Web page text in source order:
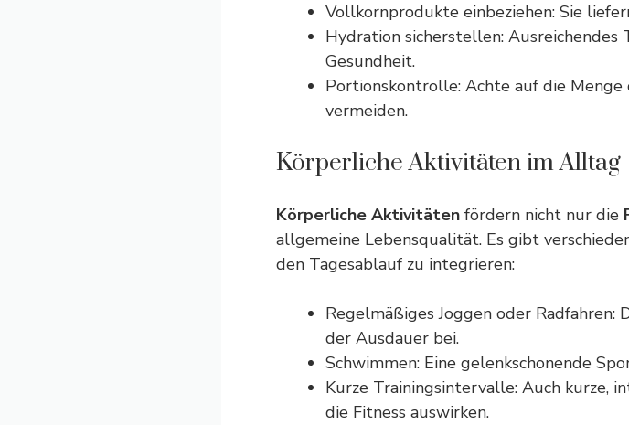
Vollkornprodukte einbeziehen: Sie
Hydration sicherstellen:
Gesundheit.
Portionskontrolle: Achte auf die
vermeiden.
Körperliche Aktivitäten im Alltag
Körperliche Aktivitäten fördern nicht nur die
allgemeine Lebensqualität. Es gibt
den Tagesablauf zu integrieren:
Regelmäßiges Joggen oder
der Ausdauer bei.
Schwimmen: Eine gelenkschonende
Kurze Trainingsintervalle: Auch kurze,
die Fitness auswirken.